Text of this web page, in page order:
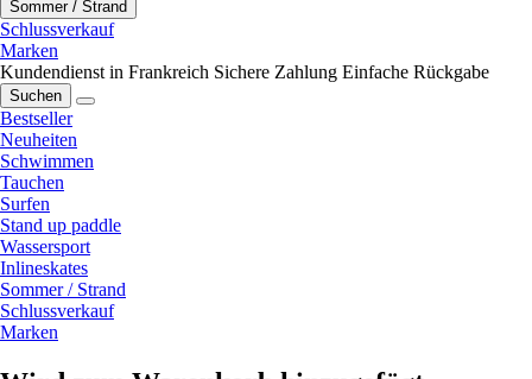
Sommer / Strand
Schlussverkauf
Marken
Kundendienst in Frankreich Sichere Zahlung Einfache Rückgabe
Suchen
Bestseller
Neuheiten
Schwimmen
Tauchen
Surfen
Stand up paddle
Wassersport
Inlineskates
Sommer / Strand
Schlussverkauf
Marken